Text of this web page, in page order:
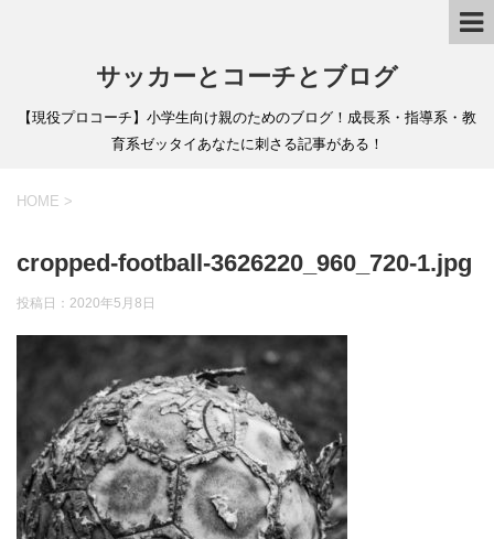
サッカーとコーチとブログ
【現役プロコーチ】小学生向け親のためのブログ！成長系・指導系・教
育系ゼッタイあなたに刺さる記事がある！
HOME >
cropped-football-3626220_960_720-1.jpg
投稿日： 2020年5月8日